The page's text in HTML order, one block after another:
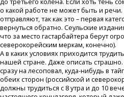
о какой работе не может быть и
отправляют, так как это – первая
вернуться обратно. Сеульские
что за место гастарбайтера берут
северокорейским меркам, конечно).
А в каких условиях приходится
нашей стране. Даже описать
сразу на лесоповал, куда-нибудь в
обеих сторон (российской и
должны трудиться с 8 утра и до 10